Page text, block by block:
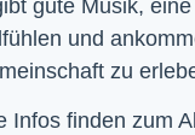
gute Musik,
und
zu
finden zum